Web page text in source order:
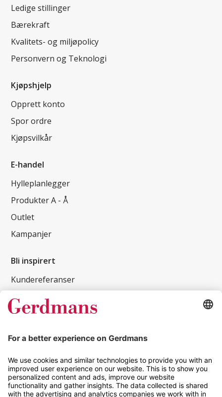
Ledige stillinger
Bærekraft
Kvalitets- og miljøpolicy
Personvern og Teknologi
Kjøpshjelp
Opprett konto
Spor ordre
Kjøpsvilkår
E-handel
Hylleplanlegger
Produkter A - Å
Outlet
Kampanjer
Bli inspirert
Kundereferanser
Magasin
Tips og guider
Kontakt
info@gerdmans.no
67 80 56 20